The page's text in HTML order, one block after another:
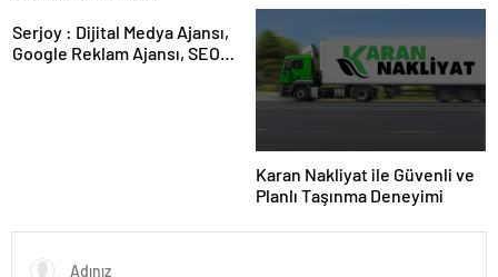
Serjoy : Dijital Medya Ajansı,
Google Reklam Ajansı, SEO
Karan Nakliyat ile Güvenli ve
Planlı Taşınma Deneyimi